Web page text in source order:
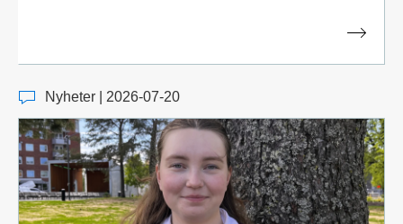
Nyheter | 2026-07-20